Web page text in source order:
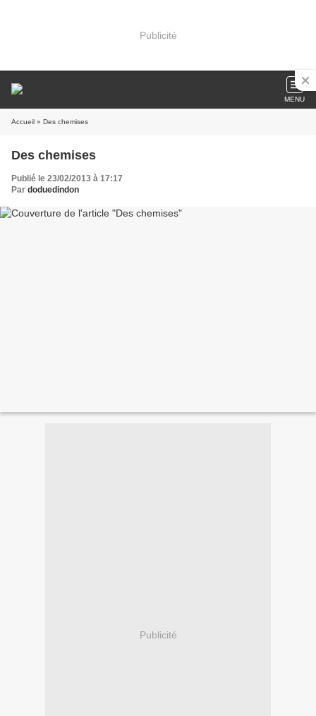
Publicité
MENU
Accueil » Des chemises
Des chemises
Publié le 23/02/2013 à 17:17
Par doduedindon
Publicité